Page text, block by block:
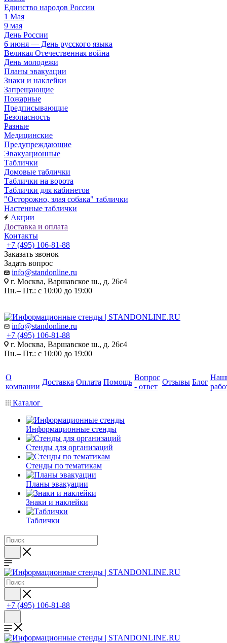
Единство народов России
1 Мая
9 мая
День России
6 июня — День русского языка
Великая Отечественная война
День молодежи
Планы эвакуации
Знаки и наклейки
Запрещающие
Пожарные
Предписывающие
Безопасность
Разные
Медицинские
Предупреждающие
Эвакуационные
Таблички
Домовые таблички
Таблички на ворота
Таблички для кабинетов
"Осторожно, злая собака" таблички
Настенные таблички
Акции
Доставка и оплата
Контакты
+7 (495) 106-81-88
Заказать звонок
Задать вопрос
info@standonline.ru
г. Москва, Варшавское ш., д. 26с4
Пн.– Пт.: с 10:00 до 19:00
info@standonline.ru
+7 (495) 106-81-88
г. Москва, Варшавское ш., д. 26с4
Пн.– Пт.: с 10:00 до 19:00
О
компании
Доставка Оплата Помощь
Вопрос
- ответ
Отзывы Блог
Каталог
Информационные стенды
Стенды для организаций
Стенды по тематикам
Планы эвакуации
Знаки и наклейки
Таблички
+7 (495) 106-81-88